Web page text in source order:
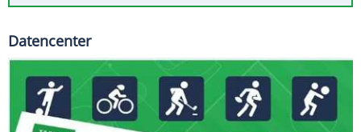
Datencenter